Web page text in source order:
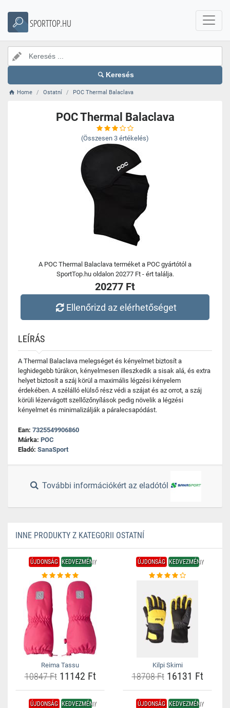
SPORTTOP.HU
Keresés
Home Ostatní POC Thermal Balaclava
POC Thermal Balaclava
(Összesen 3 értékelés)
A POC Thermal Balaclava terméket a POC gyártótól a
SportTop.hu oldalon 20277 Ft - ért találja.
20277 Ft
Ellenőrizd az elérhetőséget
LEÍRÁS
A Thermal Balaclava melegséget és kényelmet biztosít a
leghidegebb túrákon, kényelmesen illeszkedik a sisak alá, és extra
helyet biztosít a száj körül a maximális légzési kényelem
érdekében. A szélálló elülső rész védi a szájat és az orrot, a száj
körüli lézervágott szellőzőnyílások pedig növelik a légzési
kényelmet és minimalizálják a páralecsapódást.
Ean: 7325549906860
Márka: POC
Eladó: SanaSport
További információkért az eladótól
INNE PRODUKTY Z KATEGORII OSTATNÍ
ÚJDONSÁG KEDVEZMÉNY
Reima Tassu
10847 Ft11142 Ft
ÚJDONSÁG KEDVEZMÉNY
Kilpi Skimi
18708 Ft16131 Ft
ÚJDONSÁG KEDVEZMÉNY ÚJDONSÁG KEDVEZMÉNY